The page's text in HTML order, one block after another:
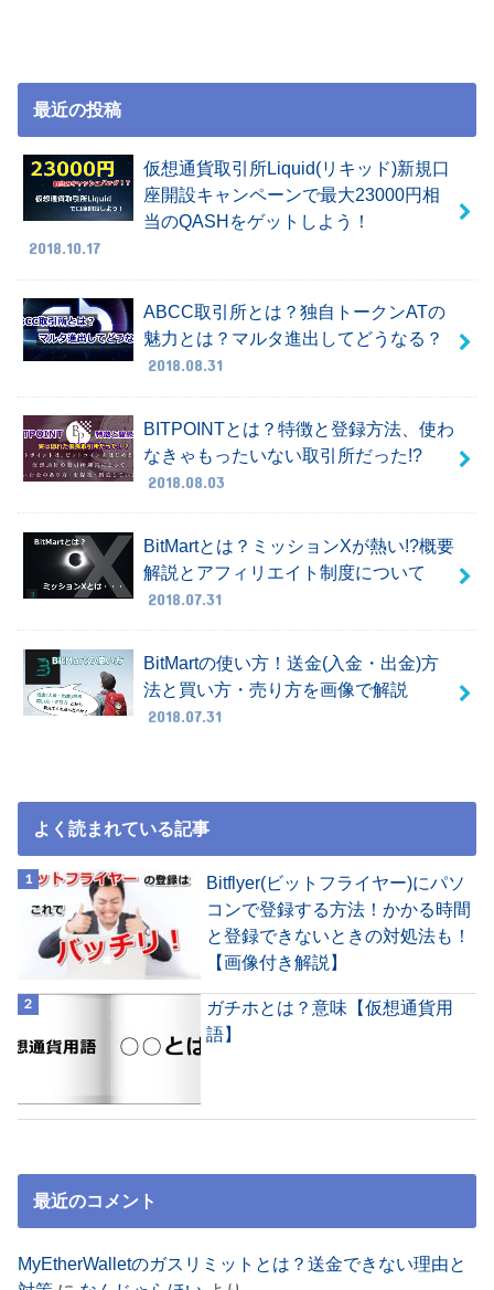
最近の投稿
仮想通貨取引所Liquid(リキッド)新規口
座開設キャンペーンで最大23000円相
当のQASHをゲットしよう！
2018.10.17
ABCC取引所とは？独自トークンATの
魅力とは？マルタ進出してどうなる？
2018.08.31
BITPOINTとは？特徴と登録方法、使わ
なきゃもったいない取引所だった!?
2018.08.03
BitMartとは？ミッションXが熱い!?概要
解説とアフィリエイト制度について
2018.07.31
BitMartの使い方！送金(入金・出金)方
法と買い方・売り方を画像で解説
2018.07.31
よく読まれている記事
Bitflyer(ビットフライヤー)にパソ
コンで登録する方法！かかる時間
と登録できないときの対処法も！
【画像付き解説】
ガチホとは？意味【仮想通貨用
語】
最近のコメント
MyEtherWalletのガスリミットとは？送金できない理由と